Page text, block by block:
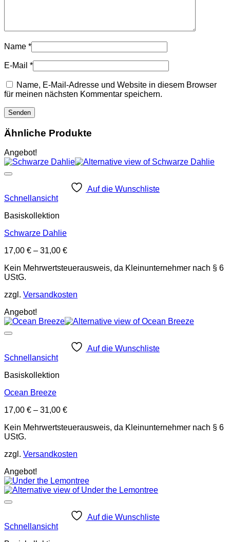
Name *
E-Mail *
Name, E-Mail-Adresse und Website in diesem Browser
für meinen nächsten Kommentar speichern.
Ähnliche Produkte
Angebot!
Auf die Wunschliste
Schnellansicht
Basiskollektion
Schwarze Dahlie
17,00 € – 31,00 €
Kein Mehrwertsteuerausweis, da Kleinunternehmer nach § 6
UStG.
zzgl. Versandkosten
Angebot!
Auf die Wunschliste
Schnellansicht
Basiskollektion
Ocean Breeze
17,00 € – 31,00 €
Kein Mehrwertsteuerausweis, da Kleinunternehmer nach § 6
UStG.
zzgl. Versandkosten
Angebot!
Auf die Wunschliste
Schnellansicht